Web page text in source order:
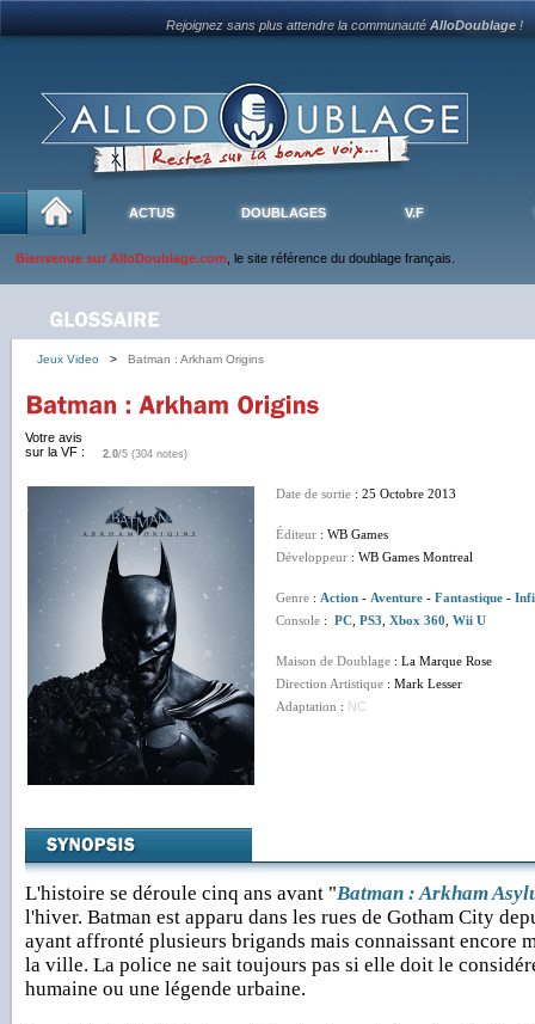
Rejoignez sans plus attendre la communautéAlloDoublage !
ACTUS DOUBLAGES V.F
Bienvenue sur AlloDoublage.com , le site référence du doublage français.
Jeux Video > Batman : Arkham Origins
Votre avis
sur la VF :
2.0/5 (304 notes)
Date de sortie : 25 Octobre 2013
Éditeur : WB Games
Développeur : WB Games Montreal
Genre : Action - Aventure - Fantastique -
Console : PC PS3 Xbox 360 Wii U
Maison de Doublage : La Marque Rose
Direction Artistique : Mark Lesser
Adaptation : NC
L'histoire se déroule cinq ans avant "Batman : Arkham
l'hiver. Batman est apparu dans les rues de Gotham City
ayant affronté plusieurs brigands mais connaissant encore
la ville. La police ne sait toujours pas si elle doit le
humaine ou une légende urbaine.